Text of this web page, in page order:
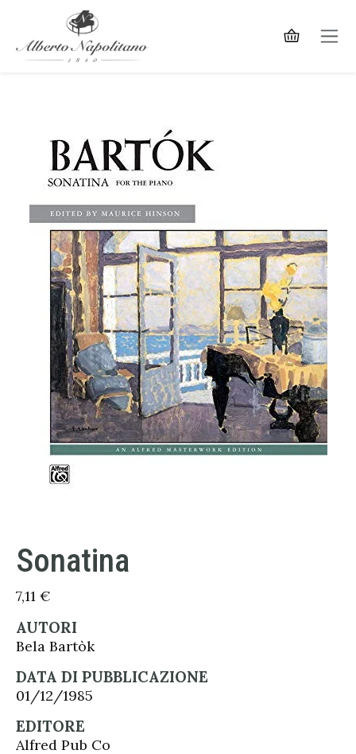
Sonatina
7,11 €
AUTORI
Bela Bartòk
DATA DI PUBBLICAZIONE
01/12/1985
EDITORE
Alfred Pub Co